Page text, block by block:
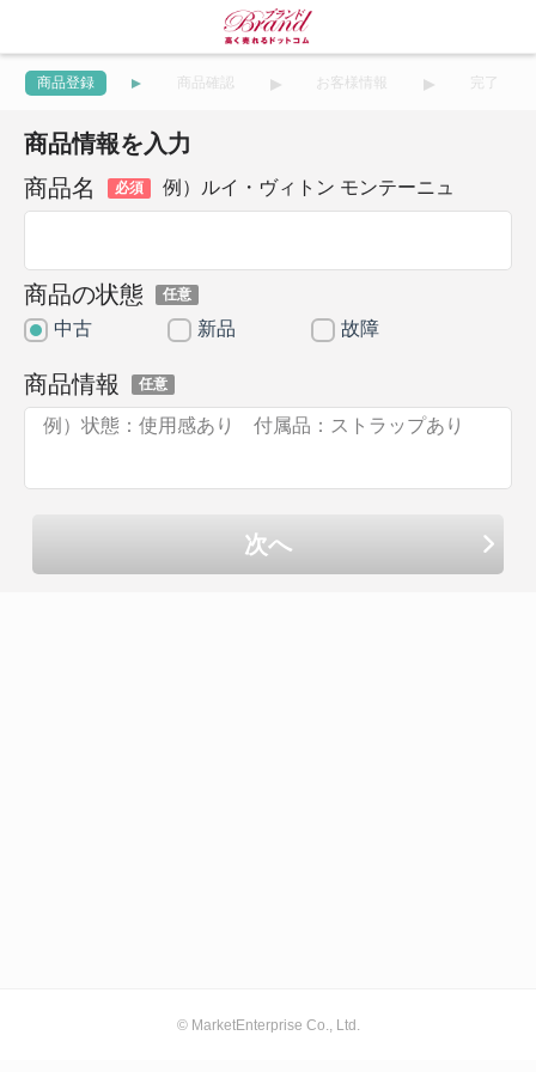
商品登録 商品確認 お客様情報 完了
商品情報を入力
商品名
必須 例）ルイ・ヴィトン モンテーニュ
商品の状態 任意
中古 新品 故障
商品情報 任意
次へ
© MarketEnterprise Co., Ltd.